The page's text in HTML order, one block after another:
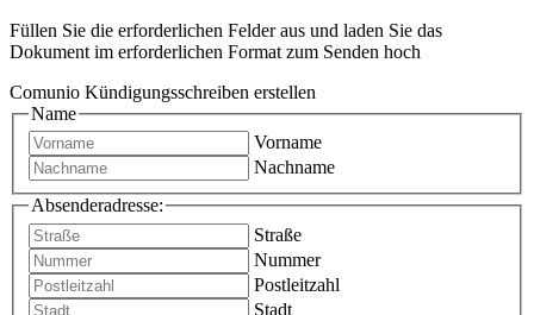
Füllen Sie die erforderlichen Felder aus und laden Sie das
Dokument im erforderlichen Format zum Senden hoch
Comunio Kündigungsschreiben erstellen
Name
Vorname
Nachname
Absenderadresse:
Straße
Nummer
Postleitzahl
Stadt